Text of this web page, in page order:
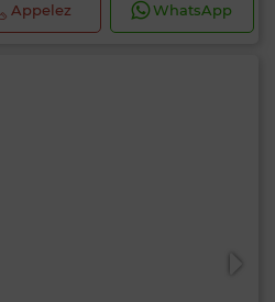
Appelez WhatsApp